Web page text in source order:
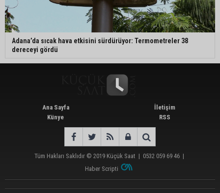
Adana’da sıcak hava etkisini sürdürüyor: Termometreler 38
dereceyi gördü
Ana Sayfa
Künye
İletişim
RSS
Tüm Hakları Saklıdır © 2019 Küçük Saat | 0532 059 69 46 |
Haber Scripti